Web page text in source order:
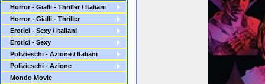
Horror - Gialli - Thriller / Italiani
Horror - Gialli - Thriller
Erotici - Sexy / Italiani
Erotici - Sexy
Polizieschi - Azione / Italiani
Polizieschi - Azione
Mondo Movie